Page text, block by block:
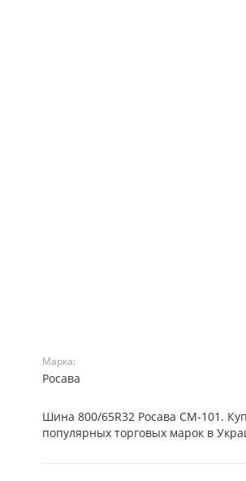
Марка:
Росава
Шина 800/65R32 Росава СМ-101.
популярных торговых марок в